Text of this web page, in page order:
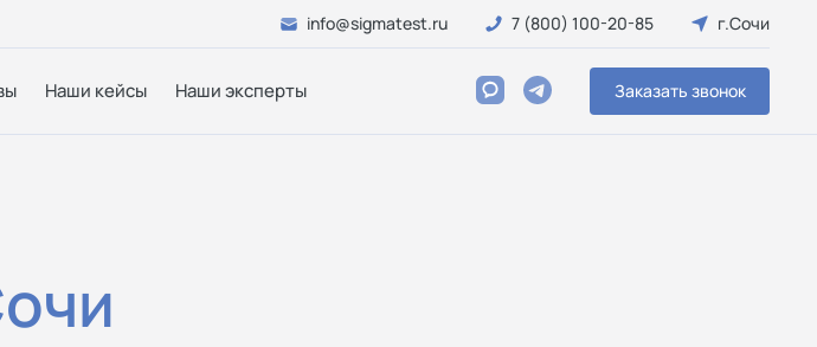
info@sigmatest.ru 7 (800) 100-20-85 г.Сочи
Наши кейсы Наши эксперты Заказать звонок